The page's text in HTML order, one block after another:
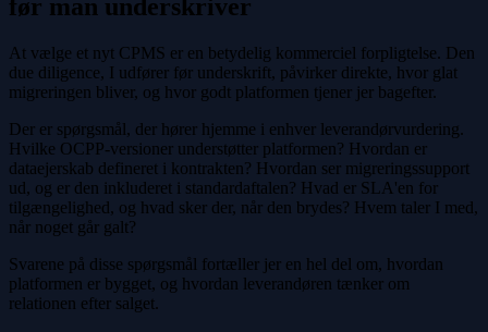
før man underskriver
At vælge et nyt CPMS er en betydelig kommerciel forpligtelse. Den
due diligence, I udfører før underskrift, påvirker direkte, hvor glat
migreringen bliver, og hvor godt platformen tjener jer bagefter.
Der er spørgsmål, der hører hjemme i enhver leverandørvurdering.
Hvilke OCPP-versioner understøtter platformen? Hvordan er
dataejerskab defineret i kontrakten? Hvordan ser migreringssupport
ud, og er den inkluderet i standardaftalen? Hvad er SLA'en for
tilgængelighed, og hvad sker der, når den brydes? Hvem taler I med,
når noget går galt?
Svarene på disse spørgsmål fortæller jer en hel del om, hvordan
platformen er bygget, og hvordan leverandøren tænker om
relationen efter salget.